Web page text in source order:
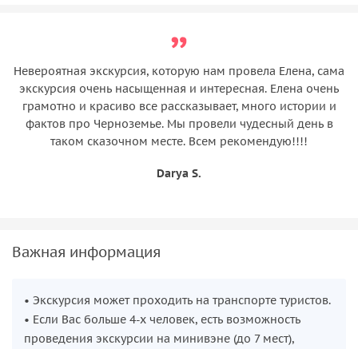
Невероятная экскурсия, которую нам провела Елена, сама
экскурсия очень насыщенная и интересная. Елена очень
грамотно и красиво все рассказывает, много истории и
фактов про Черноземье. Мы провели чудесный день в
таком сказочном месте. Всем рекомендую!!!!
Darya S.
Важная информация
• Экскурсия может проходить на транспорте туристов.
• Если Вас больше 4-х человек, есть возможность
проведения экскурсии на минивэне (до 7 мест),